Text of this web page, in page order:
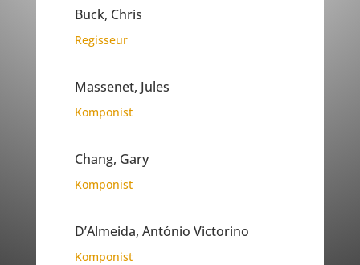
Buck, Chris
Regisseur
Massenet, Jules
Komponist
Chang, Gary
Komponist
D’Almeida, António Victorino
Komponist